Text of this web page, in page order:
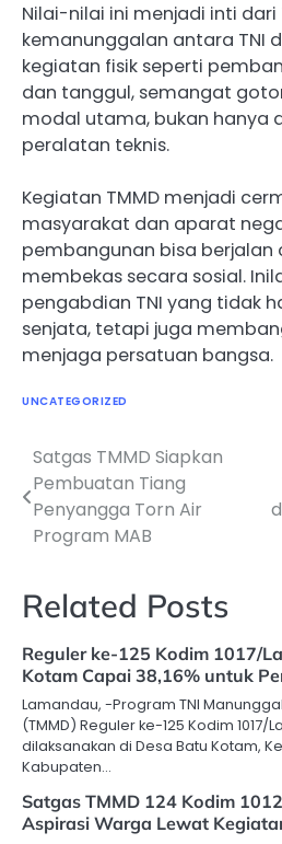
Nilai-nilai ini menjadi inti dari
kemanunggalan antara TNI
kegiatan fisik seperti
dan tanggul, semangat
modal utama, bukan hanya
peralatan teknis.
Kegiatan TMMD menjadi
masyarakat dan aparat
pembangunan bisa berjalan
membekas secara sosial.
pengabdian TNI yang tidak
senjata, tetapi juga
menjaga persatuan bangsa.
UNCATEGORIZED
Navigasi
pos
Satgas TMMD Siapkan
Pembuatan Tiang
Penyangga Torn Air
Program MAB
Related Posts
Reguler ke-125 Kodim 1017/
Kotam Capai 38,16% untuk
Lamandau, -Program TNI
(TMMD) Reguler ke-125 Kodim 1017/
dilaksanakan di Desa Batu Kotam,
Kabupaten…
Satgas TMMD 124 Kodim
Aspirasi Warga Lewat